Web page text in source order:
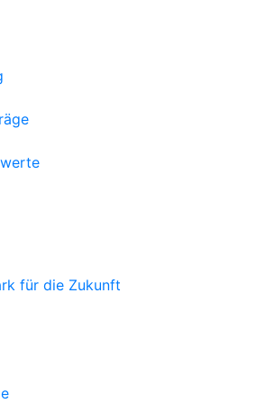
für die Zukunft